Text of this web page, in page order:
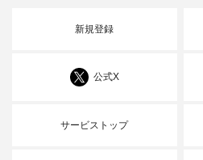
新規登録
公式X
サービストップ